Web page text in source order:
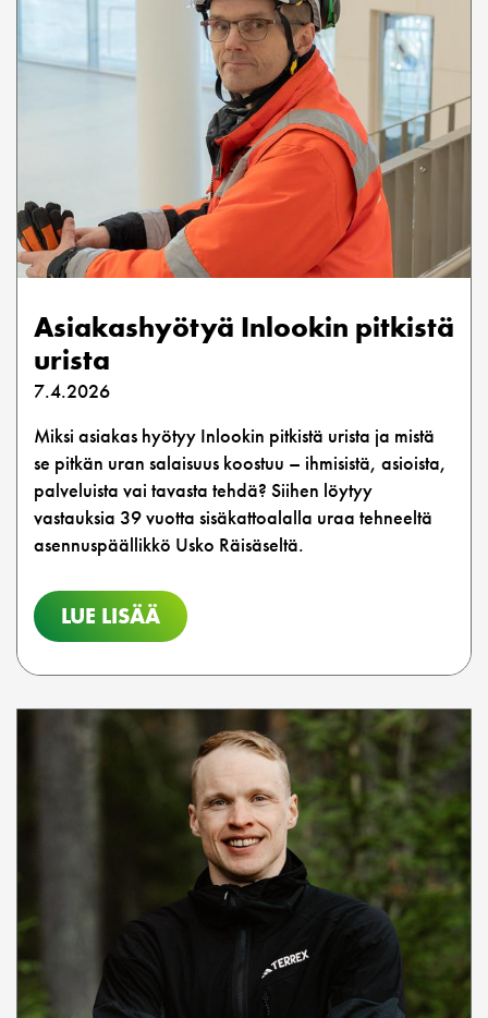
Asiakashyötyä Inlookin pitkistä
urista
7.4.2026
Miksi asiakas hyötyy Inlookin pitkistä urista ja mistä
se pitkän uran salaisuus koostuu – ihmisistä, asioista,
palveluista vai tavasta tehdä? Siihen löytyy
vastauksia 39 vuotta sisäkattoalalla uraa tehneeltä
asennuspäällikkö Usko Räisäseltä.
LUE LISÄÄ